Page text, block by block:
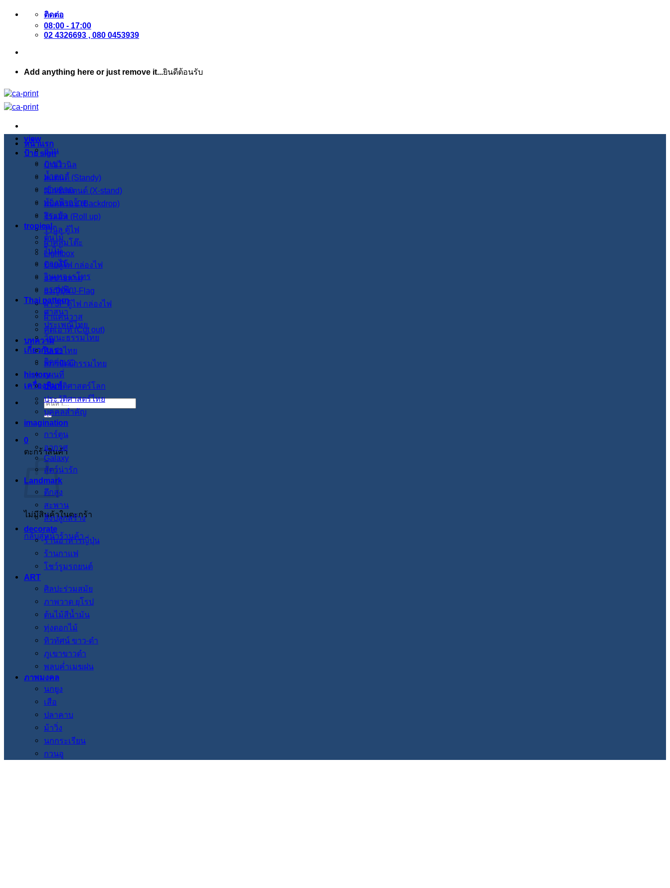
ข้าม
เนื้อหา
ติดต่อ
08:00 - 17:00
02 4326693 , 080 0453939
Add anything here or just remove it...ยินดีต้อนรับ
หน้าแรก
ป้าย sign
ป้ายไวนิล
สแตนดี้ (Standy)
เอ็กซ์สแตนด์ (X-stand)
แบ็คดรอป (Backdrop)
โรลอัพ (Roll up)
ไวนิล ตู้ไฟ
ผ้าคลุมโต๊ะ
Lightbox
ป้ายตู้ไฟ กล่องไฟ
ธงชายหาด
ธงญี่ปุ่น J-Flag
ผ้า 3P ตู้ไฟ กล่องไฟ
ผ้าแคนวาส
คัตเอาท์ (Cut out)
บทความ
เกี่ยวกับเรา
ติดต่อเรา
แผนที่
เครื่องพิมพ์
ค้นหา:
0
ตะกร้าสินค้า
ไม่มีสินค้าในตะกร้า
กลับสู่หน้าร้านค้า
view
สวน
ภูเขา
น้ำตก
ชายหาด
ท้องฟ้ากว้าง
สระบัว
tropical
ต้นไม้
ใบไม้
ดอกไม้
วินเทจ เรโทร
กราฟฟิก
Thai pattern
ศาสนา
ประเพณีไทย
วัฒนะธรรมไทย
ศิลปะไทย
สภาปัตย์กรรมไทย
history
ประวัติศาสตร์โลก
ประวัติศาสตร์ไทย
บุคคลสำคัญ
imagination
การ์ตูน
อวกาศ
Galaxy
สัตว์น่ารัก
Landmark
ตึกสูง
สะพาน
สิ่งปลูกสร้าง
decorate
ร้านอาหารญี่ปุ่น
ร้านกาแฟ
โชว์รูมรถยนต์
ART
ศิลปะร่วมสมัย
ภาพวาด ยุโรป
ต้นไม้สีน้ำมัน
ทุ่งดอกไม้
ทิวทัศน์ ขาว-ดำ
ภูเขาขาวดำ
พลบค่ำเมฆฝน
ภาพมงคล
นกยูง
เสือ
ปลาคาบ
ม้าวิ่ง
นกกระเรียน
กวนอู